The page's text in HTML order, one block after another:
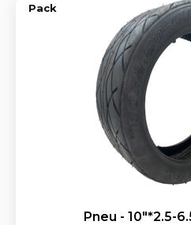
Pneu - 10"*2.5-
Pack